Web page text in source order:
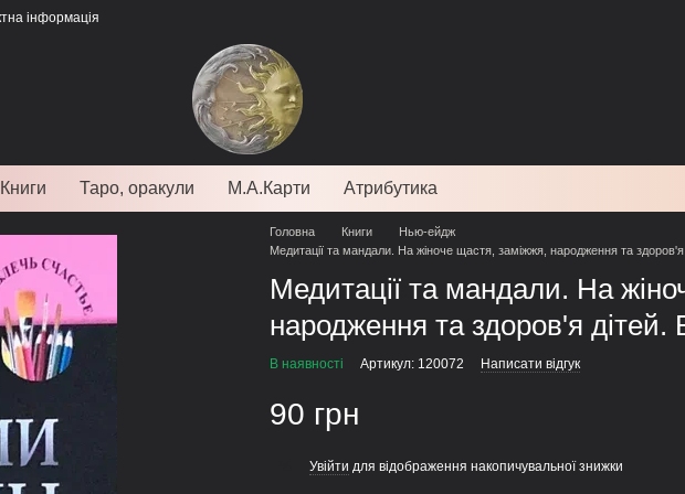
інформація
Книги Таро, оракули М.А.Карти Атрибутика
Головна Книги
Нью-ейдж
Медитації та мандали. На жіноче щастя, заміжжя, народження та
Медитації та мандали. На
народження та здоров'я
В наявності Артикул: 120072 Написати відгук
90 грн
Увійти для відображення накопичувальної знижки